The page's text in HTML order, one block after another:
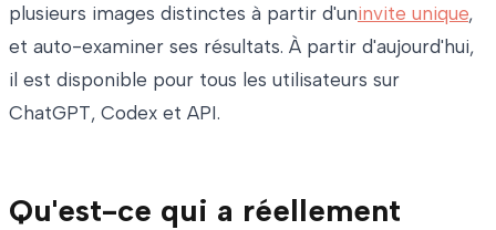
plusieurs images distinctes à partir d'uninvite unique,
et auto-examiner ses résultats. À partir d'aujourd'hui,
il est disponible pour tous les utilisateurs sur
ChatGPT, Codex et API.
Qu'est-ce qui a réellement